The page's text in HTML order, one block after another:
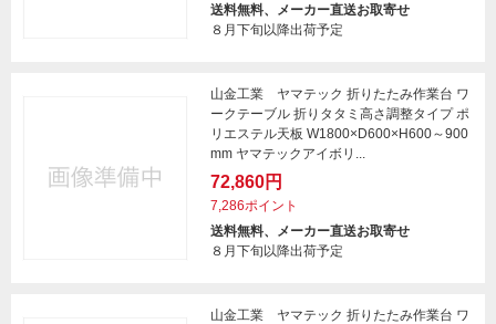
送料無料、メーカー直送お取寄せ
８月下旬以降出荷予定
山金工業 ヤマテック 折りたたみ作業台 ワ
ークテーブル 折りタタミ高さ調整タイプ ポ
リエステル天板 W1800×D600×H600～900
mm ヤマテックアイボリ...
72,860円
7,286ポイント
送料無料、メーカー直送お取寄せ
８月下旬以降出荷予定
山金工業 ヤマテック 折りたたみ作業台 ワ